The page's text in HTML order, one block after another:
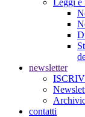
Leggi e
newsletter
contatti